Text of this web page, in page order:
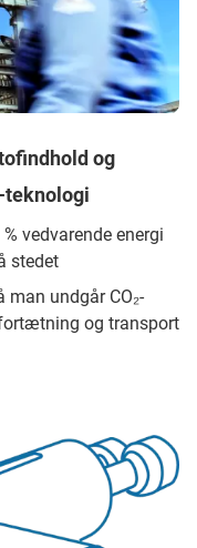
og
teknologi
vedvarende energi
stedet
man undgår CO₂-
og transport